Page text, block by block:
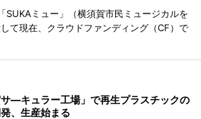
SUKAミュー」（横須賀市民ミュージカルを
て現在、クラウドファンディング（CF）で
サ―キュラー工場」で再生プラスチックの
、生産始まる